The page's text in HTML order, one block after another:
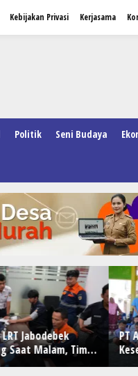
Kebijakan Privasi Kerjasama
Politik Seni Budaya
Jabodebek
Saat Malam, Tim
Kondisi Petugas
PT